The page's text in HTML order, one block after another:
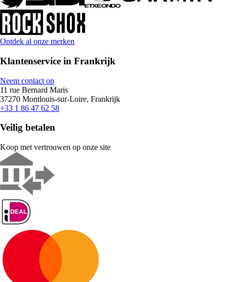
Ontdek al onze merken
Klantenservice in Frankrijk
Neem contact op
11 rue Bernard Maris
37270 Montlouis-sur-Loire, Frankrijk
+33 1 86 47 62 58
Veilig betalen
Koop met vertrouwen op onze site